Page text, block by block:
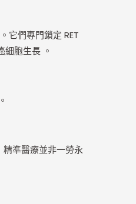
它們專門鎖定 RET
胞生長 。
準醫療並非一勞永